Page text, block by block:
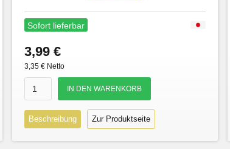
Sofort lieferbar
3,99 €
3,35 € Netto
Beschreibung Zur Produktseite